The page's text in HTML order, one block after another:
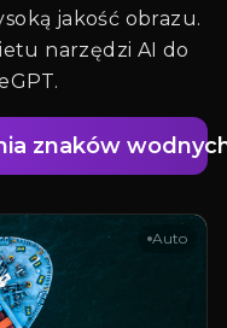
jakość obrazu.
narzędzi AI do
znaków
Auto